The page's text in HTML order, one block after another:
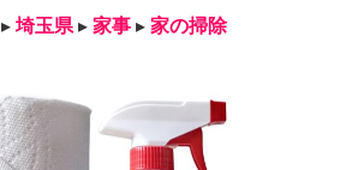
▸ 埼玉県 ▸ 家事 ▸ 家の掃除